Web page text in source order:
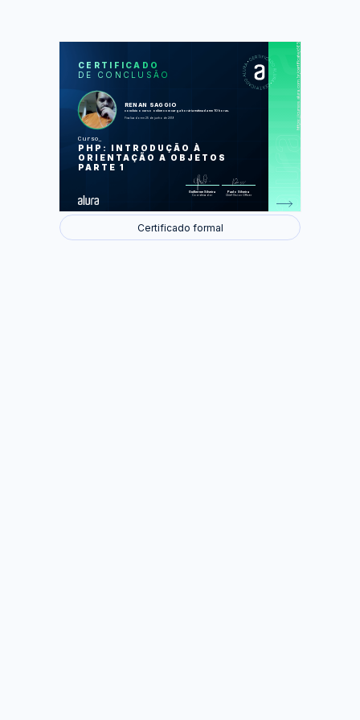
CERTIFICADO
DE CONCLUSÃO
RENAN SAGGIO
concluiu o curso online com carga horária estimada em 10 horas.
Finalizado em 25 de junho de 2019
Curso
PHP: INTRODUÇÃO À
ORIENTAÇÃO A OBJETOS
PARTE 1
Guilherme Silveira
Coordenador
Paulo Silveira
Chief Vision Officer
https://cursos.alura.com.br/certificate/d65b6960-af73-453b-ae95-05da56e8b57e
LAS
Criando sua primeira classe
Classes e seu conteúdo
Métodos estáticos
Certificado formal